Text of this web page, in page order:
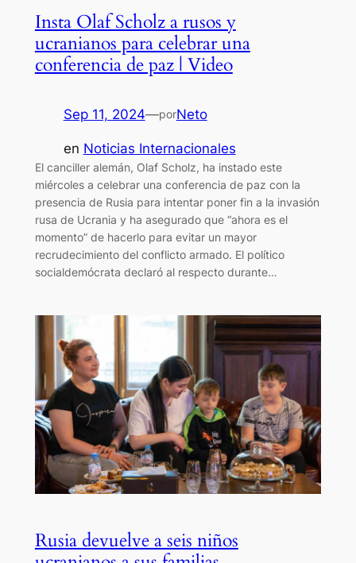
Insta Olaf Scholz a rusos y
ucranianos para celebrar una
conferencia de paz | Video
Sep 11, 2024—porNeto
en Noticias Internacionales
El canciller alemán, Olaf Scholz, ha instado este
miércoles a celebrar una conferencia de paz con la
presencia de Rusia para intentar poner fin a la invasión
rusa de Ucrania y ha asegurado que “ahora es el
momento” de hacerlo para evitar un mayor
recrudecimiento del conflicto armado. El político
socialdemócrata declaró al respecto durante…
Rusia devuelve a seis niños